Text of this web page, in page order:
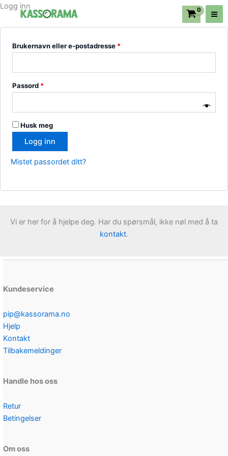
Hopp
til
innholdet
Logg inn
Brukernavn eller e-postadresse *
Passord *
Husk meg
Logg inn
Mistet passordet ditt?
Vi er her for å hjelpe deg. Har du spørsmål, ikke nøl med å ta
kontakt.
Kundeservice
pip@kassorama.no
Hjelp
Kontakt
Tilbakemeldinger
Handle hos oss
Retur
Betingelser
Om oss